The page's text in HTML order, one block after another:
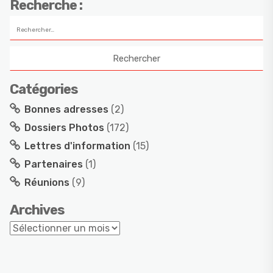
Recherche :
Catégories
Bonnes adresses (2)
Dossiers Photos (172)
Lettres d'information (15)
Partenaires (1)
Réunions (9)
Archives